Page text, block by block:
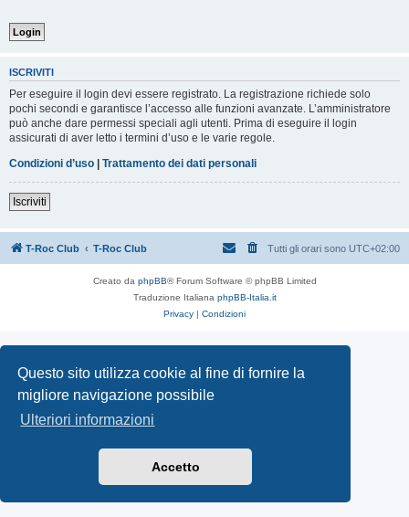
Questo sito utilizza cookie al fine di fornire la
migliore navigazione possibile
Ulteriori informazioni
Accetto
ISCRIVITI
Per eseguire il login devi essere registrato. La registrazione richiede solo
pochi secondi e garantisce l’accesso alle funzioni avanzate. L’amministratore
può anche dare permessi speciali agli utenti. Prima di eseguire il login
assicurati di aver letto i termini d’uso e le varie regole.
Condizioni d’uso | Trattamento dei dati personali
Iscriviti
T-Roc Club T-Roc Club Tutti gli orari sono UTC+02:00
Creato da phpBB® Forum Software © phpBB Limited
Traduzione Italiana phpBB-Italia.it
Privacy | Condizioni